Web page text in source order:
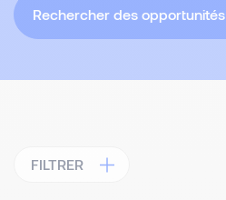
Rechercher des opportunités
FILTRER